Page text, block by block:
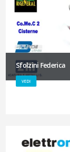
Sfolzini Federica
VEDI